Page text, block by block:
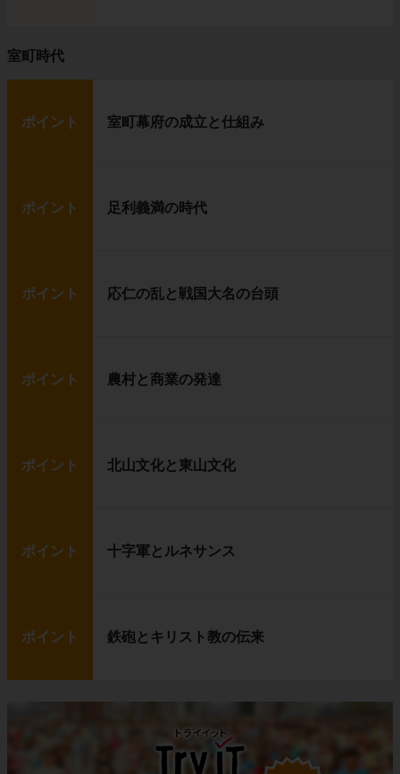
室町時代
ポイント 室町幕府の成立と仕組み
ポイント 足利義満の時代
ポイント 応仁の乱と戦国大名の台頭
ポイント 農村と商業の発達
ポイント 北山文化と東山文化
ポイント 十字軍とルネサンス
ポイント 鉄砲とキリスト教の伝来